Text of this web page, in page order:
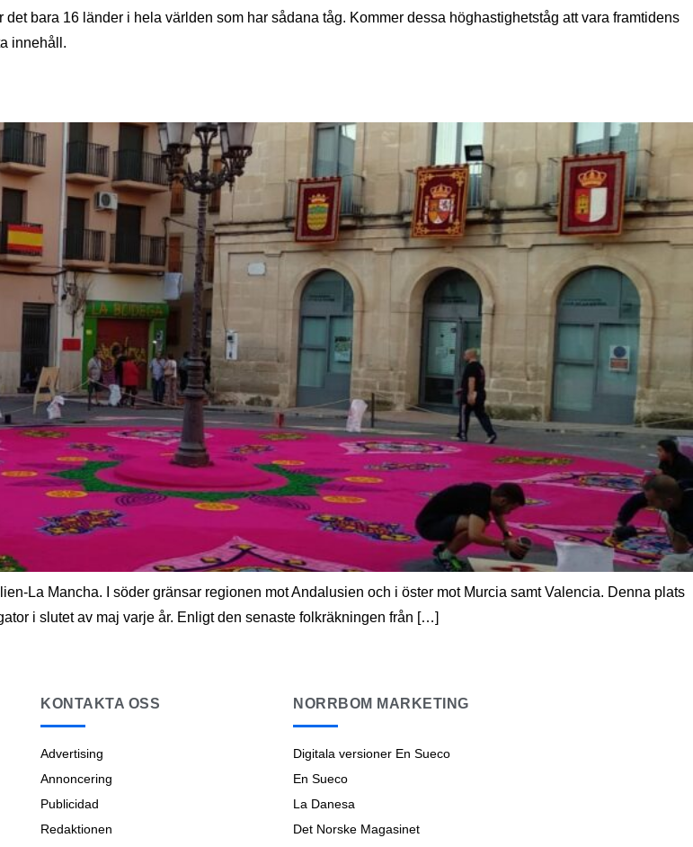
bara 16 länder i hela världen som har sådana tåg. Kommer dessa höghastighetståg att vara framtidens
innehåll.
La Mancha. I söder gränsar regionen mot Andalusien och i öster mot Murcia samt Valencia. Denna plats
i slutet av maj varje år. Enligt den senaste folkräkningen från […]
KONTAKTA OSS
Advertising
Annoncering
Publicidad
Redaktionen
NORRBOM MARKETING
Digitala versioner En Sueco
En Sueco
La Danesa
Det Norske Magasinet